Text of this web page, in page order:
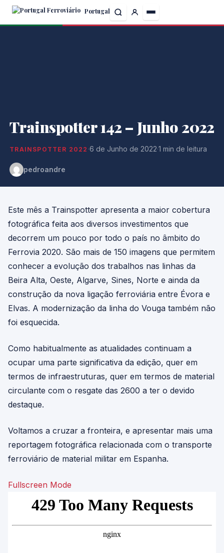
Skip
Portugal
Trainspotter 142 – Junho 2022
TRAINSPOTTER 2022 ·6 de Junho de 2022·1 min de leitura
pedroandre
Este mês a Trainspotter apresenta a maior cobertura
fotográfica feita aos diversos investimentos que
decorrem um pouco por todo o país no âmbito do
Ferrovia 2020. São mais de 150 imagens que permitem
conhecer a evolução dos trabalhos nas linhas da
Beira Alta, Oeste, Algarve, Sines, Norte e ainda da
construção da nova ligação ferroviária entre Évora e
Elvas. A modernização da linha do Vouga também não
foi esquecida.
Como habitualmente as atualidades continuam a
ocupar uma parte significativa da edição, quer em
termos de infraestruturas, quer em termos de material
circulante com o resgate das 2600 a ter o devido
destaque.
Voltamos a cruzar a fronteira, e apresentar mais uma
reportagem fotográfica relacionada com o transporte
ferroviário de material militar em Espanha.
Fullscreen Mode